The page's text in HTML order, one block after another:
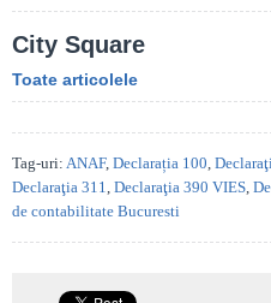
City Square
Toate articolele
Tag-uri: ANAF, Declarația 100
Declaraţia 311 Declaraţia 390 VIES
de contabilitate Bucuresti